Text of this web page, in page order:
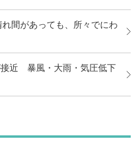
間があっても、所々でにわ
接近 暴風・大雨・気圧低下